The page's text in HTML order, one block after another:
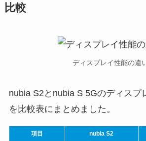
比較
ディスプレイ性能の違
nubia S2とnubia S 5Gのディスプ
を比較表にまとめました。
項目 nubia S2